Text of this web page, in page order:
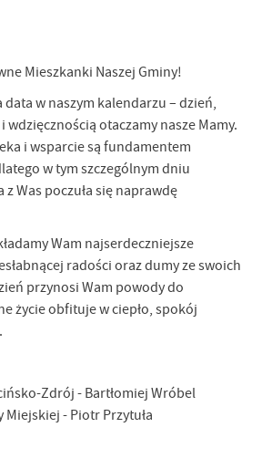
Mieszkanki Naszej Gminy!
w naszym kalendarzu – dzień,
wdzięcznością otaczamy nasze Mamy.
i wsparcie są fundamentem
w tym szczególnym dniu
Was poczuła się naprawdę
Wam najserdeczniejsze
radości oraz dumy ze swoich
przynosi Wam powody do
życie obfituje w ciepło, spokój
Zdrój - Bartłomiej Wróbel
Miejskiej - Piotr Przytuła